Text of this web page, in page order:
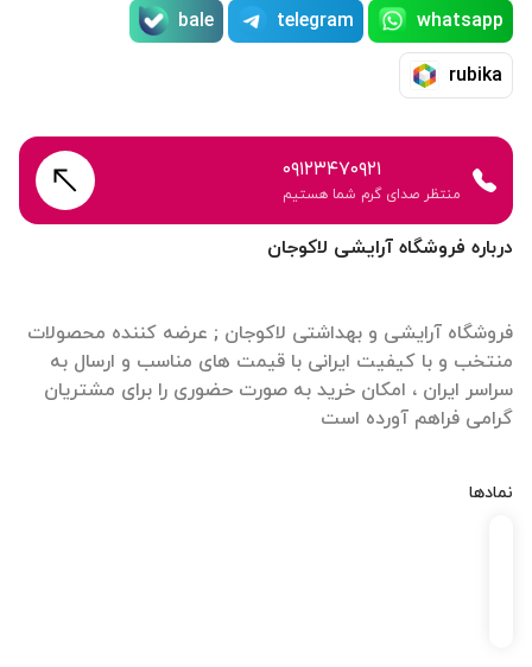
درباره فروشگاه آرایشی لاکوجان
فروشگاه آرایشی و بهداشتی لاکوجان ; عرضه کننده محصولات
منتخب و با کیفیت ایرانی با قیمت های مناسب و ارسال به
سراسر ایران ، امکان خرید به صورت حضوری را برای مشتریان
گرامی فراهم آورده است
نمادها
whatsapp
telegram
bale
rubika
۰۹۱۲۳۴۷۰۹۲۱
منتظر صدای گرم شما هستیم